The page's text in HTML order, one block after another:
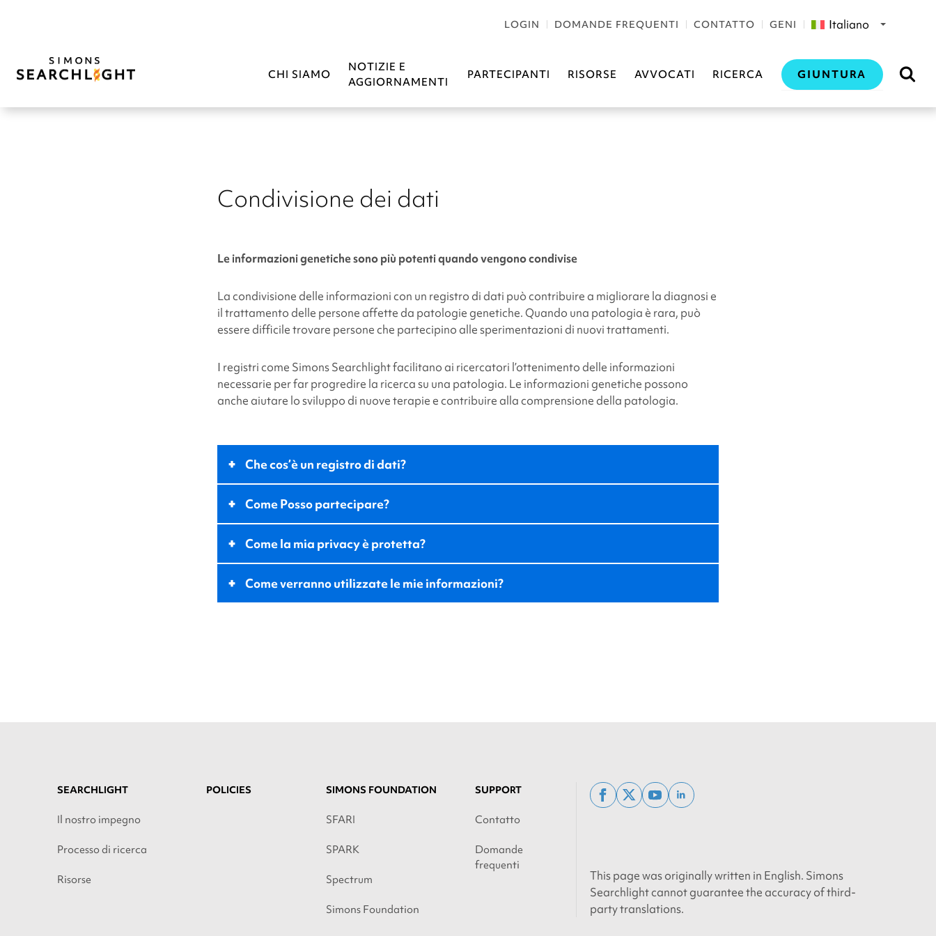
LOGIN DOMANDE FREQUENTI CONTATTO GENI Italiano
CHI SIAMO
NOTIZIE E
AGGIORNAMENTI
PARTECIPANTI RISORSE AVVOCATI RICERCA GIUNTURA
Condivisione dei dati
Le informazioni genetiche sono più potenti quando vengono condivise
La condivisione delle informazioni con un registro di dati può contribuire a migliorare la diagnosi e
il trattamento delle persone affette da patologie genetiche. Quando una patologia è rara, può
essere difficile trovare persone che partecipino alle sperimentazioni di nuovi trattamenti.
I registri come Simons Searchlightfacilitano ai ricercatori l’ottenimento delle informazioni
necessarie per far progredire la ricerca su una patologia. Le informazioni genetiche possono
anche aiutare lo sviluppo di nuove terapie e contribuire alla comprensione della patologia.
+ Che cos’è un registro di dati?
+ ComePosso partecipare?
+ Comela mia privacy è protetta?
+ Come verranno utilizzate le mie informazioni?
SEARCHLIGHT
Il nostro impegno
Processo di ricerca
Risorse
POLICIES SIMONS FOUNDATION
SFARI
SPARK
Spectrum
Simons Foundation
SUPPORT
Contatto
Domande
frequenti
facebook
x
youtubelinkedin
This page was originally written in English. Simons
Searchlight cannot guarantee the accuracy of third-
party translations.